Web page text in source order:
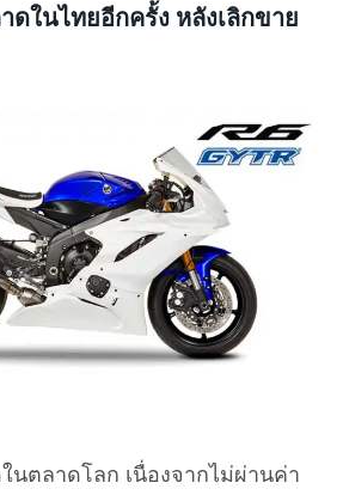
ในไทยอีกครั้ง หลังเลิกขาย
นตลาดโลก เนื่องจากไม่ผ่านค่า